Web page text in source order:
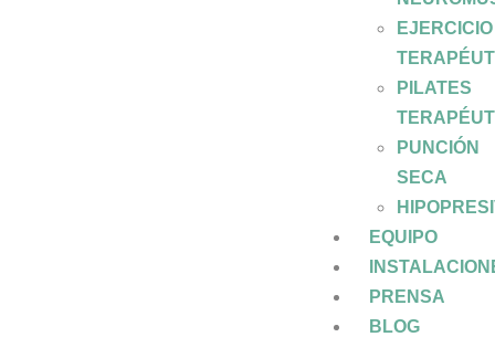
EJERCICIO
PILATES
PUNCIÓN
SECA
EQUIPO
PRENSA
BLOG